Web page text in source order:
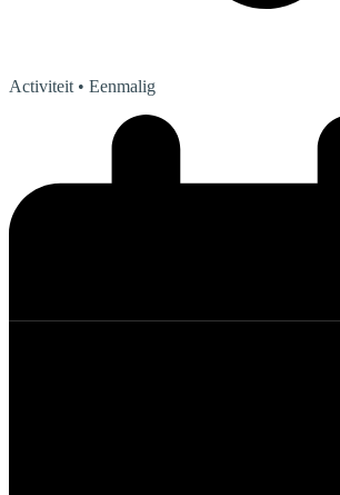
Activiteit • Eenmalig